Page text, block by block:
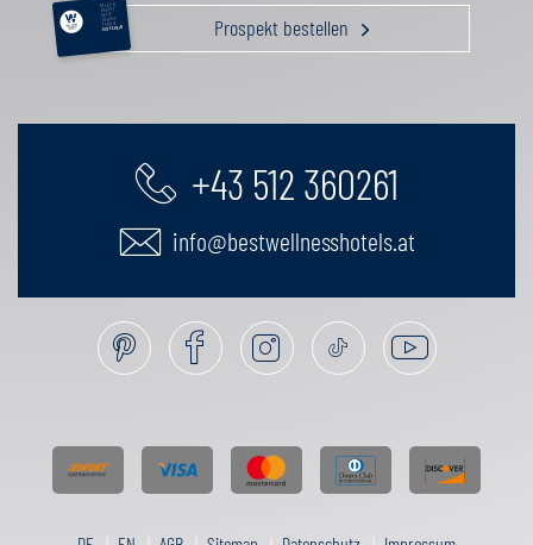
RELAX &
BEAUTY
AKTIV
GENUSS
FAMILIE
GUTSCHEIN Prospekt bestellen
+43 512 360261
info@bestwellnesshotels.at